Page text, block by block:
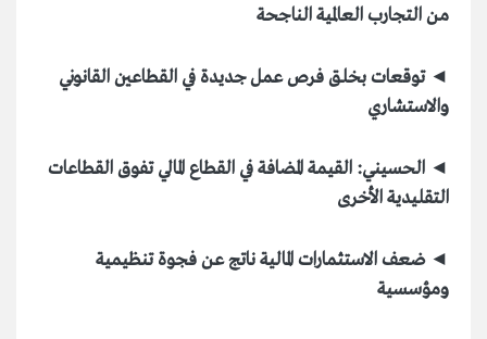
من التجارب العالمية الناجحة
◄ توقعات بخلق فرص عمل جديدة في القطاعين القانوني
والاستشاري
◄ الحسيني: القيمة المضافة في القطاع المالي تفوق القطاعات
التقليدية الأخرى
◄ ضعف الاستثمارات المالية ناتج عن فجوة تنظيمية
ومؤسسية